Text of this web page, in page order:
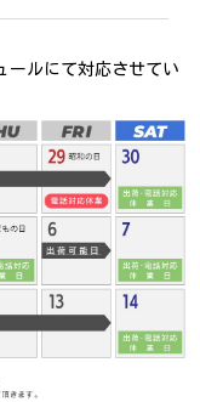
ールにて対応させてい